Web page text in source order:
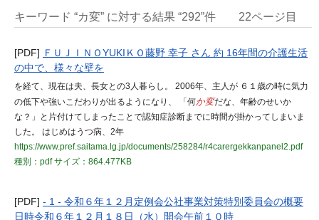
キーワード “カ変” に対する結果 “292”件 22ページ目
[PDF] ＦＵＪＩＮＯYUKIＫＯ藤野 幸子 さん 約 16年間の介護生活
の中で、様々な壁を
を経て、現在は夫、長女との3人暮らし。 2006年、主人が ６１歳の時に気力
の低下や強いこだわりが出るようになり、 「何か変だな、年齢のせいか
な？」と片付けてしまったことで認知症診断までに時間が掛かってしまいま
した。 はじめはうつ病、2年
https://www.pref.saitama.lg.jp/documents/258284/r4carergekkanpanel2.pdf
種別：pdfサイズ：864.477KB
[PDF] - 1 - 令和６年１２月定例会公社事業対策特別委員会の概要
日時令和６年１２月１８日（水）開会午前１０時